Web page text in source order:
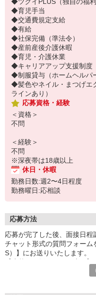
◆育児手当
◆交通費規定支給
◆有給
◆社保完備（準法令）
◆産前産後介護休暇
◆育児・介護休業
◆キャリアアップ支援制度
◆制服貸与（ホームヘルパ
◆髪色やネイル・まつげエ
ラインあり）
応募資格・経験
＜資格＞
不問
＜経験＞
不問
※深夜帯は18歳以上
休日・休暇
勤務日数:週2〜4日程度
勤務曜日:応相談
応募方法
応募が完了した後、面接日程
チャット形式の質問フォー
S）】にお送りいたします。
1.応募…Webもしくはお電話